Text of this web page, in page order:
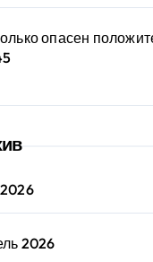
опасен
2026